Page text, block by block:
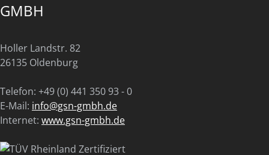
GMBH
Holler Landstr. 82
26135 Oldenburg
Telefon: +49 (0) 441 350 93 - 0
E-Mail: info@gsn-gmbh.de
Internet: www.gsn-gmbh.de